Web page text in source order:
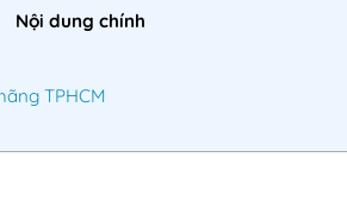
Nội dung chính
TPHCM